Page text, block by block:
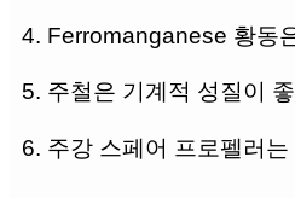
4. Ferromanganese 황동
5. 주철은 기계적 성질이
6. 주강 스페어 프로펠러